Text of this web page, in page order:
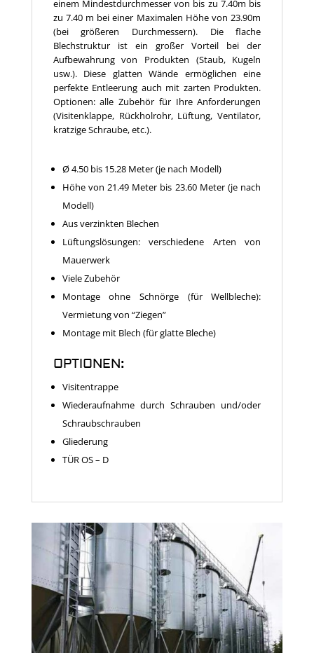
einem Mindestdurchmesser von bis zu 7.40m bis
zu 7.40 m bei einer Maximalen Höhe von 23.90m
(bei größeren Durchmessern). Die flache
Blechstruktur ist ein großer Vorteil bei der
Aufbewahrung von Produkten (Staub, Kugeln
usw.). Diese glatten Wände ermöglichen eine
perfekte Entleerung auch mit zarten Produkten.
Optionen: alle Zubehör für Ihre Anforderungen
(Visitenklappe, Rückholrohr, Lüftung, Ventilator,
kratzige Schraube, etc.).
Ø 4.50 bis 15.28 Meter (je nach Modell)
Höhe von 21.49 Meter bis 23.60 Meter (je nach
Modell)
Aus verzinkten Blechen
Lüftungslösungen: verschiedene Arten von
Mauerwerk
Viele Zubehör
Montage ohne Schnörge (für Wellbleche):
Vermietung von “Ziegen”
Montage mit Blech (für glatte Bleche)
OPTIONEN:
Visitentrappe
Wiederaufnahme durch Schrauben und/oder
Schraubschrauben
Gliederung
TÜR OS – D